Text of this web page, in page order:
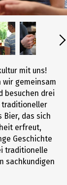
mit uns!
wir gemeinsam
besuchen drei
traditioneller
Bier, das sich
erfreut,
Geschichte
traditionelle
sachkundigen